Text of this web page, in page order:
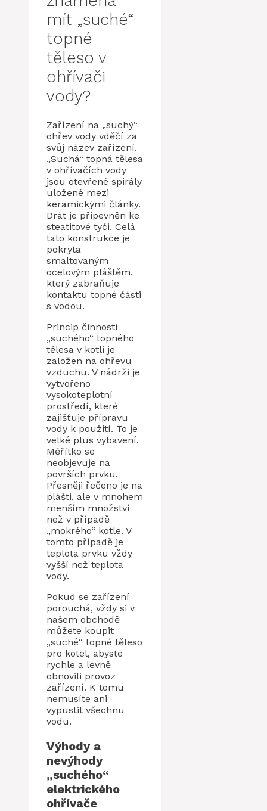
mít „suché“
topné
těleso v
ohřívači
vody?
Zařízení na „suchý“
ohřev vody vděčí za
svůj název zařízení.
„Suchá“ topná tělesa
v ohřívačích vody
jsou otevřené spirály
uložené mezi
keramickými články.
Drát je připevněn ke
steatitové tyči. Celá
tato konstrukce je
pokryta
smaltovaným
ocelovým pláštěm,
který zabraňuje
kontaktu topné části
s vodou.
Princip činnosti
„suchého“ topného
tělesa v kotli je
založen na ohřevu
vzduchu. V nádrži je
vytvořeno
vysokoteplotní
prostředí, které
zajišťuje přípravu
vody k použití. To je
velké plus vybavení.
Měřítko se
neobjevuje na
površích prvku.
Přesněji řečeno je na
plášti, ale v mnohem
menším množství
než v případě
„mokrého“ kotle. V
tomto případě je
teplota prvku vždy
vyšší než teplota
vody.
Pokud se zařízení
porouchá, vždy si v
našem obchodě
můžete koupit
„suché“ topné těleso
pro kotel, abyste
rychle a levně
obnovili provoz
zařízení. K tomu
nemusíte ani
vypustit všechnu
vodu.
Výhody a
nevýhody
„suchého“
elektrického
ohřívače